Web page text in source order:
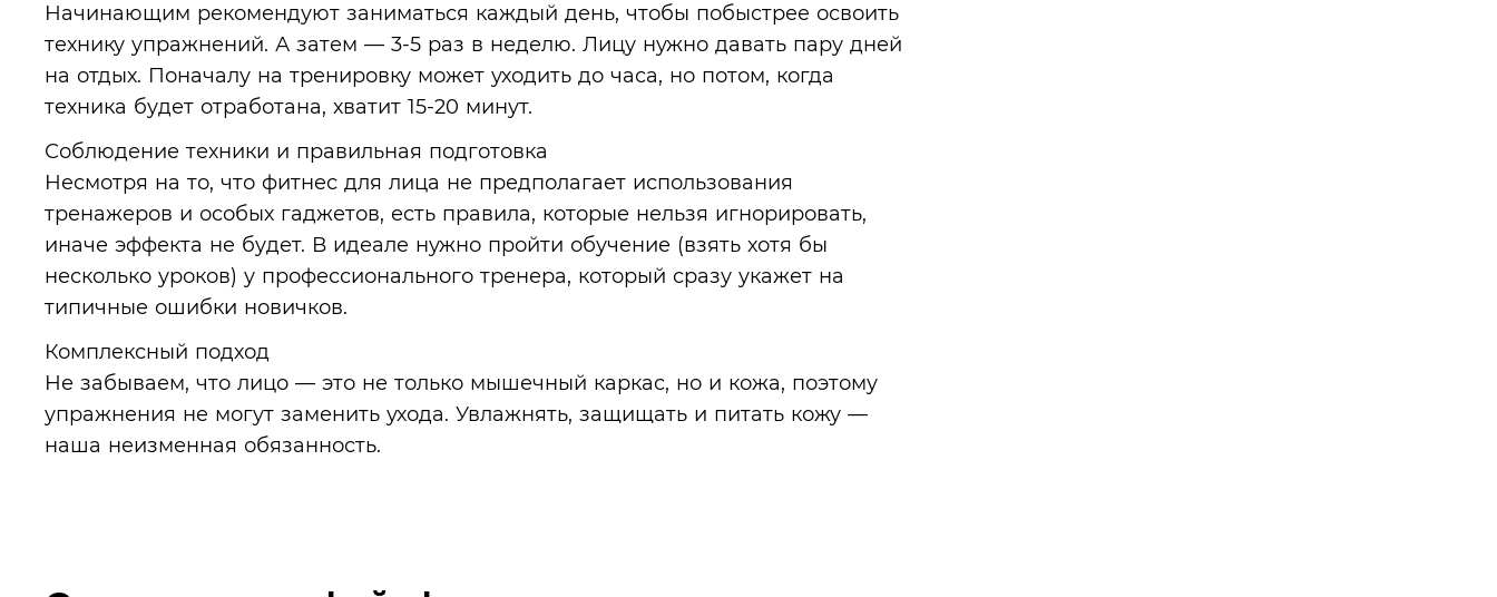
Начинающим рекомендуют заниматься каждый день, чтобы побыстрее освоить
технику упражнений. А затем — 3-5 раз в неделю. Лицу нужно давать пару дней
на отдых. Поначалу на тренировку может уходить до часа, но потом, когда
техника будет отработана, хватит 15-20 минут.
Соблюдение техники и правильная подготовка
Несмотря на то, что фитнес для лица не предполагает использования
тренажеров и особых гаджетов, есть правила, которые нельзя игнорировать,
иначе эффекта не будет. В идеале нужно пройти обучение (взять хотя бы
несколько уроков) у профессионального тренера, который сразу укажет на
типичные ошибки новичков.
Комплексный подход
Не забываем, что лицо — это не только мышечный каркас, но и кожа, поэтому
упражнения не могут заменить ухода. Увлажнять, защищать и питать кожу —
наша неизменная обязанность.